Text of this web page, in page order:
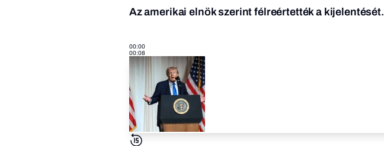
Az amerikai elnök szerint félreértették a kijelentését.
00:00
00:08